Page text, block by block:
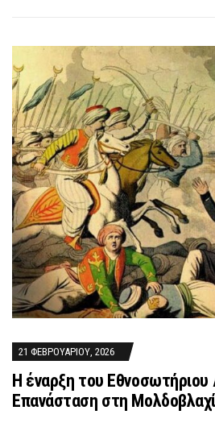
21 ΦΕΒΡΟΥΑΡΊΟΥ, 2026
Η έναρξη του
Επανάσταση στη